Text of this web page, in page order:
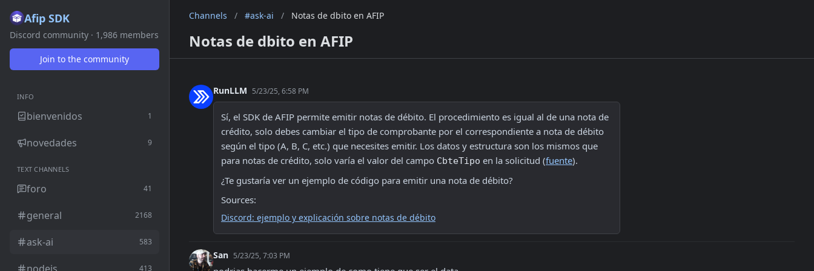
Afip SDK
Discord community · 1,986 members
Join to the community
INFO
bienvenidos 1
novedades 9
TEXT CHANNELS
foro 41
general 2168
ask-ai 583
413
Channels / #ask-ai / Notas de dbito en AFIP
Notas de dbito en AFIP
RunLLM 5/23/25, 6:58 PM
Sí, el SDK de AFIP permite emitir notas de débito. El procedimiento es igual al de una nota de
crédito, solo debes cambiar el tipo de comprobante por el correspondiente a nota de débito
según el tipo (A, B, C, etc.) que necesites emitir. Los datos y estructura son los mismos que
para notas de crédito, solo varía el valor del campo CbteTipo en la solicitud (fuente).
¿Te gustaría ver un ejemplo de código para emitir una nota de débito?
Sources:
Discord: ejemplo y explicación sobre notas de débito
San 5/23/25, 7:03 PM